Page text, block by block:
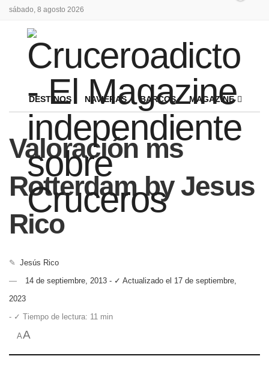
sábado, 8 agosto 2026
DESTINOS NAVIERAS BARCOS MAGAZINE
Valoración ms
Rotterdam by Jesus
Rico
✎ Jesús Rico
14 de septiembre, 2013 - ✓ Actualizado el 17 de septiembre,
2023
- ✓ Tiempo de lectura: 11 min
AA